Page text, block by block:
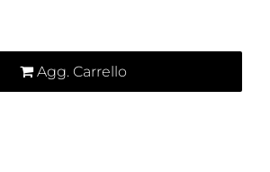
Agg. Carrello